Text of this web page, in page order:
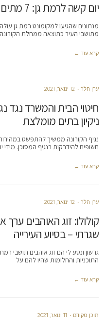
יום קשה לרמת גן: 7 מתים מקורונה ביממה אחת
מתושבי העיר כתוצאה ממחלת
קרא עוד ←
ערן הלר 12 ינואר, 2021
חיטוי הבית והמשרד נגד
ניקיון בתים מומלצת
נגיף הקורונה ממשיך להתפשט
חשופים להידבקות בנגיף המסוכן. מידי
קרא עוד ←
ערן הלר 12 ינואר, 2021
קולולו: זוג האוהבים
שגרתי – בסיוע העירייה
גרשון ונטע לי הם זוג אוהבים תושבי
התוכניות והחלומות שהיו להם על
קרא עוד ←
תוכן מקודם 11 ינואר, 2021